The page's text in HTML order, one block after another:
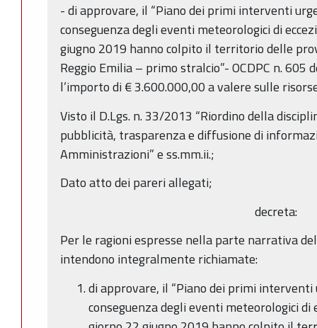
- di approvare, il “Piano dei primi interventi
conseguenza degli eventi meteorologici di
giugno 2019 hanno colpito il territorio delle
Reggio Emilia – primo stralcio”- OCDPC n.
l’importo di € 3.600.000,00 a valere sulle
Visto il D.Lgs. n. 33/2013 “Riordino della
pubblicità, trasparenza e diffusione di
Amministrazioni” e ss.mm.ii.;
Dato atto dei pareri allegati;
decreta:
Per le ragioni espresse nella parte narrativa
intendono integralmente richiamate:
di approvare, il “Piano dei primi
conseguenza degli eventi meteorologici